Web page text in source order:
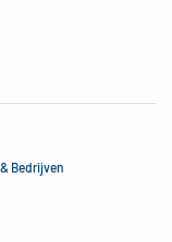
Bedrijven